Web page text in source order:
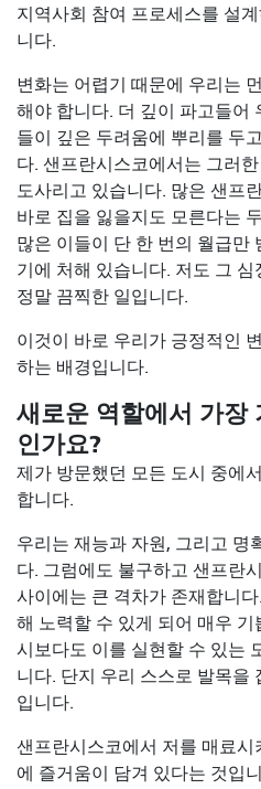
지역사회 참여 프로세스를 설
니다.
변화는 어렵기 때문에 우리는
해야 합니다. 더 깊이 파고들어
들이 깊은 두려움에 뿌리를 두
다. 샌프란시스코에서는 그러
도사리고 있습니다. 많은 샌프
바로 집을 잃을지도 모른다는
많은 이들이 단 한 번의 월급만
기에 처해 있습니다. 저도 그
정말 끔찍한 일입니다.
이것이 바로 우리가 긍정적인
하는 배경입니다.
새로운 역할에서 가장
인가요?
제가 방문했던 모든 도시 중에
합니다.
우리는 재능과 자원, 그리고 명
다. 그럼에도 불구하고 샌프란
사이에는 큰 격차가 존재합니
해 노력할 수 있게 되어 매우
시보다도 이를 실현할 수 있는
니다. 단지 우리 스스로 발목을
입니다.
샌프란시스코에서 저를 매료시
에 즐거움이 담겨 있다는 것입